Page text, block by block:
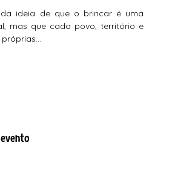
ideia de que o brincar é uma
mas que cada povo, território e